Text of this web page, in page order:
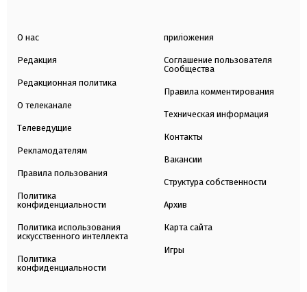
О нас
Редакция
Редакционная политика
О телеканале
Телеведущие
Рекламодателям
Правила пользования
Политика
конфиденциальности
Политика использования
искусственного интеллекта
Политика
конфиденциальности
приложения
Соглашение пользователя
Сообщества
Правила комментирования
Техническая информация
Контакты
Вакансии
Структура собственности
Архив
Карта сайта
Игры